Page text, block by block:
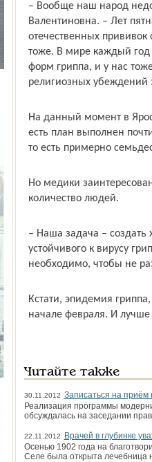
– Вообще наш народ
Валентиновна. – Лет
отечественных
тоже. В мире каждый
форм гриппа, и у нас
религиозных убеждений
На данный момент в
есть план выполнен
то есть примерно
Но медики
количество людей.
– Наша задача – создать
устойчивого к вирусу
необходимо, чтобы не
Кстати, эпидемия
начале февраля. И лучше
Читайте также
30.11.2012 Записаться на приём
Реализация программы
обсуждалась на заседании
22.11.2012
Врачей в глубинке
Осенью 1902 года на
Селе была открыта лечебница